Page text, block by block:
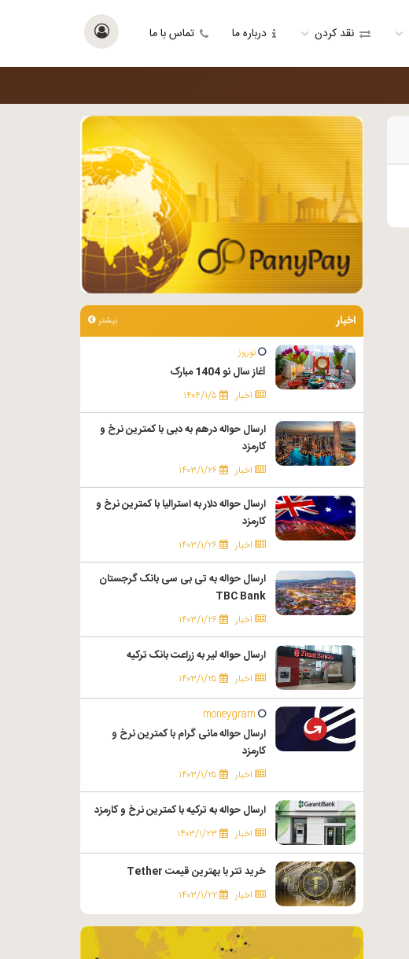
نقد کردن درباره ما تماس با ما
اخبار بیشتر
نوروز
آغاز سال نو 1404 مبارک
اخبار ۱۴۰۴/۱/۵
ارسال حواله درهم به دبی با کمترین نرخ و
کارمزد
اخبار ۱۴۰۳/۱/۲۶
ارسال حواله دلار به استرالیا با کمترین نرخ و
کارمزد
اخبار ۱۴۰۳/۱/۲۶
ارسال حواله به تی بی سی بانک گرجستان
TBC Bank
اخبار ۱۴۰۳/۱/۲۶
ارسال حواله لیر به زراعت بانک ترکیه
اخبار ۱۴۰۳/۱/۲۵
moneygram
ارسال حواله مانی گرام با کمترین نرخ و
کارمزد
اخبار ۱۴۰۳/۱/۲۵
ارسال حواله به ترکیه با کمترین نرخ و کارمزد
اخبار ۱۴۰۳/۱/۲۳
خرید تتر با بهترین قیمت Tether
اخبار ۱۴۰۳/۱/۲۲